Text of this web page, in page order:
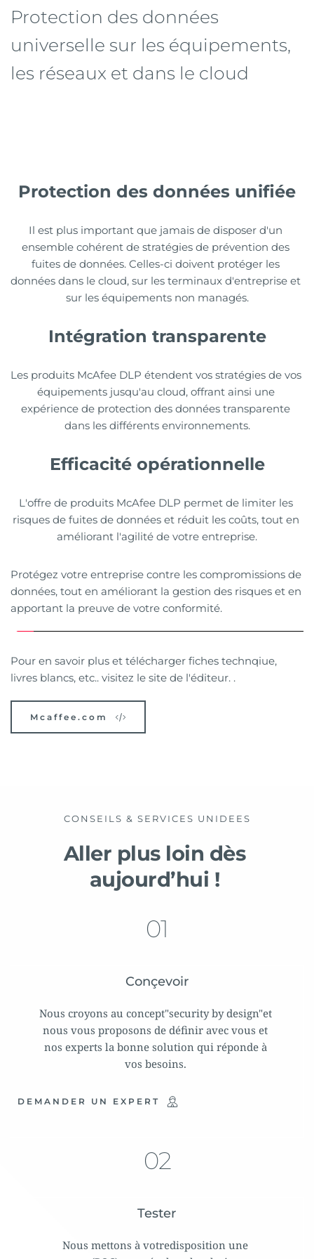
Protection des données
universelle sur les équipements,
les réseaux et dans le cloud
Protection des données unifiée
Il est plus important que jamais de disposer d'un
ensemble cohérent de stratégies de prévention des
fuites de données. Celles-ci doivent protéger les
données dans le cloud, sur les terminaux d'entreprise et
sur les équipements non managés.
Intégration transparente
Les produits McAfee DLP étendent vos stratégies de vos
équipements jusqu'au cloud, offrant ainsi une
expérience de protection des données transparente
dans les différents environnements.
Efficacité opérationnelle
L'offre de produits McAfee DLP permet de limiter les
risques de fuites de données et réduit les coûts, tout en
améliorant l'agilité de votre entreprise.
Protégez votre entreprise contre les compromissions de
données, tout en améliorant la gestion des risques et en
apportant la preuve de votre conformité.
Pour en savoir plus et télécharger fiches technqiue,
livres blancs, etc.. visitez le site de l'éditeur. .
Mcaffee.com
CONSEILS & SERVICES UNIDEES
Aller plus loin dès
aujourd’hui !
01
Conçevoir
Nous croyons au concept"security by design"et
nous vous proposons de définir avec vous et
nos experts la bonne solution qui réponde à
vos besoins.
DEMANDER UN EXPERT
02
Tester
Nous mettons à votredisposition une